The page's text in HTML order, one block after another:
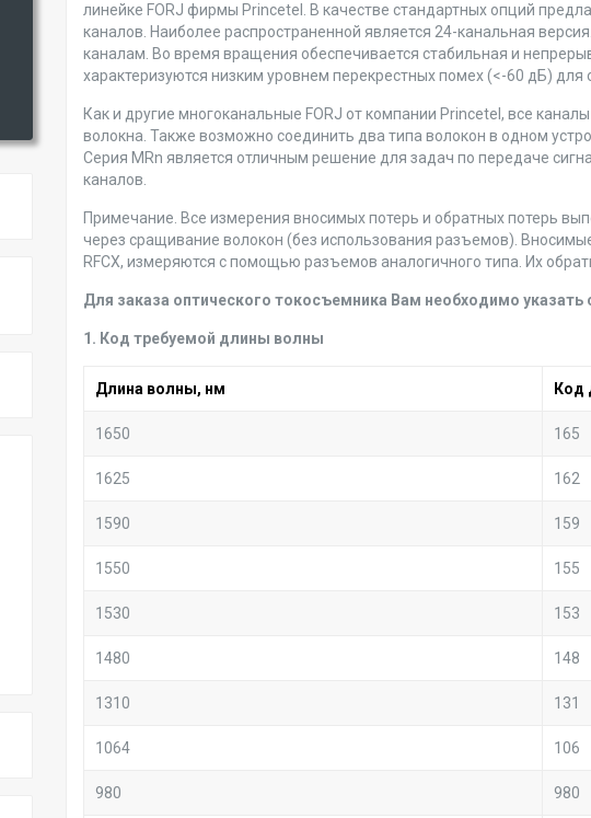
линейке FORJ фирмы Princetel. В качестве стандартных опций
каналов. Наиболее распространенной является 24-канальная
каналам. Во время вращения обеспечивается стабильная и
характеризуются низким уровнем перекрестных помех (<-60 дБ)
Как и другие многоканальные FORJ от компании Princetel, все
волокна. Также возможно соединить два типа волокон в одном
Серия MRn является отличным решение для задач по передаче
каналов.
Примечание. Все измерения вносимых потерь и обратных потерь
через сращивание волокон (без использования разъемов). Вносимые
RFCX, измеряются с помощью разъемов аналогичного типа. Их
Для заказа оптического токосъемника Вам необходимо
1. Код требуемой длины волны
Длина волны, нм Код
1650 165
1625 162
1590 159
1550 155
1530 153
1480 148
1310 131
1064 106
980 980